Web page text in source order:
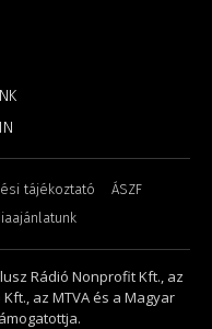
tájékoztató
ÁSZF
Rádió Nonprofit Kft., az
az MTVA és a Magyar